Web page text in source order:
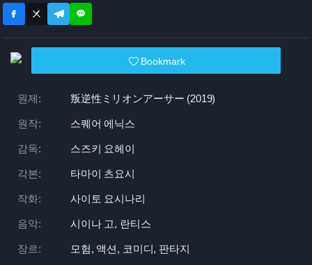
Bookmark
원제: 叛逆性ミリオンアーサー (2019)
원작: 스퀘어 에닉스
감독: 스즈키 요헤이
각본: 타마이 츠요시
작화: 사이토 요시나리
음악: 시이나 고, 란티스
장르: 모험, 액션, 코미디, 판타지